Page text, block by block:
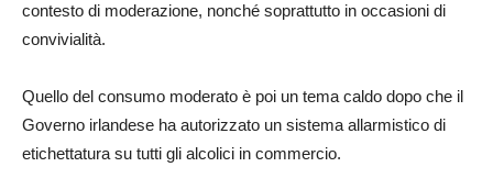
contesto di moderazione, nonché soprattutto in occasioni di
convivialità.
Quello del consumo moderato è poi un tema caldo dopo che il
Governo irlandese ha autorizzato un sistema allarmistico di
etichettatura su tutti gli alcolici in commercio.